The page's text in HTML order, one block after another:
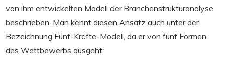
von ihm entwickelten Modell der Branchenstrukturanalyse
beschrieben. Man kennt diesen Ansatz auch unter der
Bezeichnung Fünf-Kräfte-Modell, da er von fünf Formen
des Wettbewerbs ausgeht: